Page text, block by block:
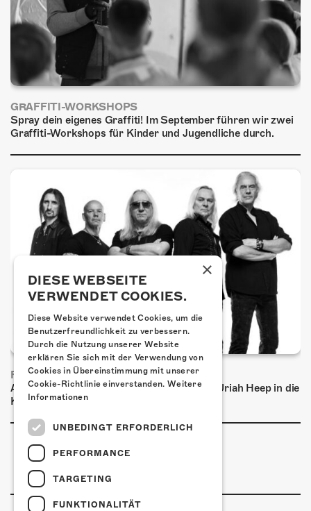
GRAFFITI-WORKSHOPS
Spray dein eigenes Graffiti! Im September führen wir zwei
Graffiti-Workshops für Kinder und Jugendliche durch.
FRISCH BESTÄTIGT: URIAH HEEP
Am Sonntag, 15. November 2026 kommen Uriah Heep in die
Kulturfabrik Kofmehl!
×
DIESE WEBSEITE
VERWENDET COOKIES.
Diese Website verwendet Cookies, um die
Benutzerfreundlichkeit zu verbessern.
Durch die Nutzung unserer Website
erklären Sie sich mit der Verwendung von
Cookies in Übereinstimmung mit unserer
Cookie-Richtlinie einverstanden. Weitere
Informationen
UNBEDINGT ERFORDERLICH
PERFORMANCE
TARGETING
FUNKTIONALITÄT